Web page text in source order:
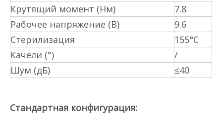
Крутящий момент (Нм)
7.8
Рабочее напряжение (В)
9.6
Стерилизация
155°С
Качели (°)
/
Шум (дБ)
≤40
Стандартная конфигурация: